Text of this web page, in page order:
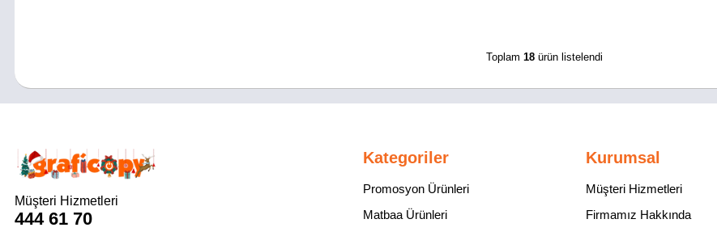
Toplam 18 ürün listelendi
Müşteri Hizmetleri
444 61 70
Kategoriler Kurumsal
Promosyon Ürünleri
Matbaa Ürünleri
Müşteri Hizmetleri
Firmamız Hakkında